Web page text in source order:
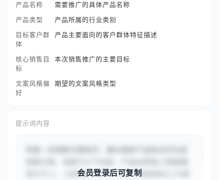
产品名称
需要推广的具体产品名称
产品类型
产品所属的行业类别
目标客户群
体
产品主要面向的客户群体特征描述
核心销售目
标
本次销售推广的主要目标
文案风格偏
好
期望的文案风格类型
提示词内容
康手环}}，主要面向{{25-40岁注重健康但工作繁
会员登录后可复制